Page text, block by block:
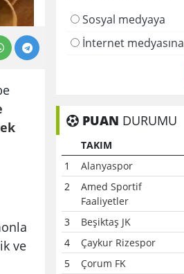
ve
Sosyal medyaya
İnternet medyasına
PUAN DURUMU
TAKIM
1
Alanyaspor
2
Amed Sportif
Faaliyetler
3 Beşiktaş JK
4
Çaykur Rizespor
5
Çorum FK